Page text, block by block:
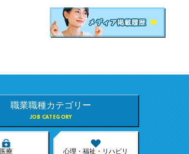
職業職種カテゴリー
JOB CATEGORY
医療 心理・福祉・リハビリ